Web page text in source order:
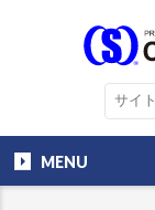
MENU